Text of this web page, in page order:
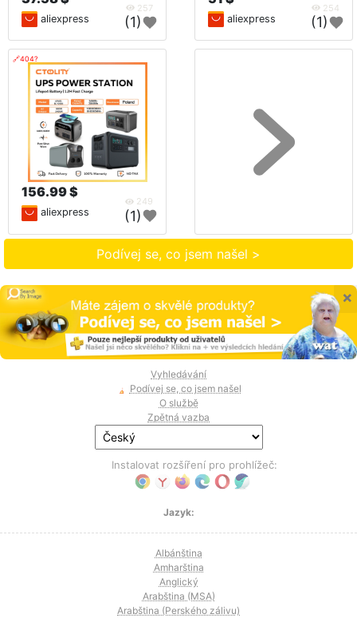
257
aliexpress (1)
254
aliexpress (1)
🔗404?
156.99 $
249
aliexpress (1)
Podívej se, co jsem našel >
×
Vyhledávání
Podívej se, co jsem našel
O službě
Zpětná vazba
Instalovat rozšíření pro prohlížeč:
Jazyk:
Albánština
Amharština
Anglický
Arabština (MSA)
Arabština (Perského zálivu)